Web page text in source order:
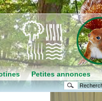
Petites annonces